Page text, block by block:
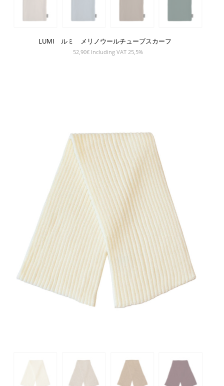
LUMI ルミ メリノウールチューブスカーフ
52,90€ Including VAT 25,5%